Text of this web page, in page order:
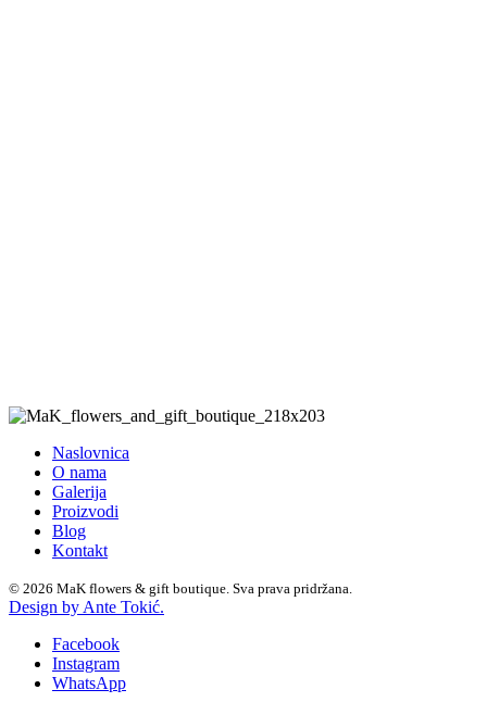
Naslovnica
O nama
Galerija
Proizvodi
Blog
Kontakt
© 2026 MaK flowers & gift boutique. Sva prava pridržana.
Design by Ante Tokić.
Facebook
Instagram
WhatsApp